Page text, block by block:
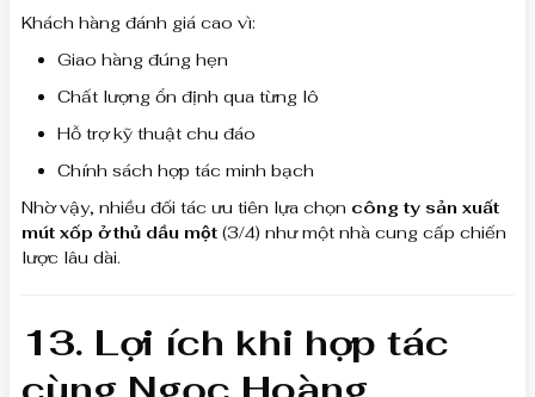
Khách hàng đánh giá cao vì:
Giao hàng đúng hẹn
Chất lượng ổn định qua từng lô
Hỗ trợ kỹ thuật chu đáo
Chính sách hợp tác minh bạch
Nhờ vậy, nhiều đối tác ưu tiên lựa chọn công ty sản xuất
mút xốp ở thủ dầu một (3/4) như một nhà cung cấp chiến
lược lâu dài.
13. Lợi ích khi hợp tác